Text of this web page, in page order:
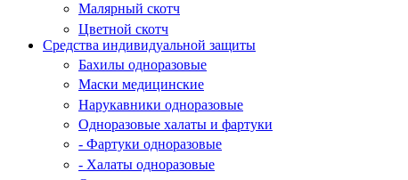
Малярный скотч
Цветной скотч
Средства индивидуальной защиты
Бахилы одноразовые
Маски медицинские
Нарукавники одноразовые
Одноразовые халаты и фартуки
- Фартуки одноразовые
- Халаты одноразовые